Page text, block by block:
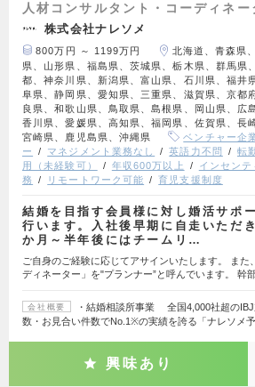
人材コンサルタント・コーディネー
株式会社ナレソメ
800万円 ～ 1199万円
北海道、青森県
県、山形県、福島県、茨城県、栃木県、群馬県
都、神奈川県、新潟県、富山県、石川県、福井
阜県、静岡県、愛知県、三重県、滋賀県、京都
良県、和歌山県、鳥取県、島根県、岡山県、広
香川県、愛媛県、高知県、福岡県、佐賀県、長
宮崎県、鹿児島県、沖縄県
ベンチャー企
ー
マネジメント業務なし 英語力不問 転
用（未経験可）
年収600万以上 インセン
務
リモートワーク可能 育児支援制度
結婚を目指す会員様に対し婚活サポ
行います。入社後早期に自走いただ
か月～半年後にはチームリ…
ご自身のご経験に応じてアサインいたします。 また
ディネーター」を"プランナー”と呼んでいます。 幹
会社概要
・結婚相談所事業 全国4,000社超の
数・お見合い件数でNo.1※の実績を誇る「ナレソメ
興味あり